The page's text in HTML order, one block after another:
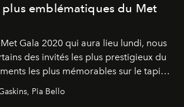
plus emblématiques du Met
Gala 2020 qui aura lieu lundi, nous
des invités les plus prestigieux du
les plus mémorables sur le tapis
Pia Bello